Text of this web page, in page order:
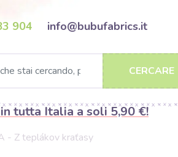
904 info@bubufabrics.it
CERCARE
tutta Italia a soli 5,90 €!
- Z teplákov kraťasy